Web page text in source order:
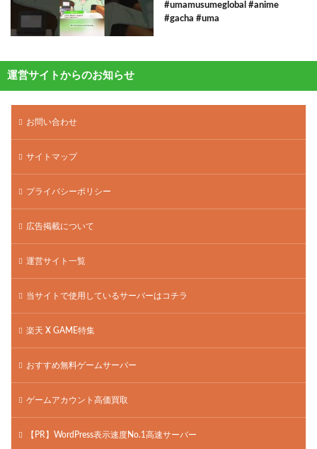
#umamusumeglobal #anime
#gacha #uma
運営サイトからのお知らせ
お問い合わせ
サイトマップ
プライバシーポリシー
広告掲載について
運営サイト一覧
当サイトで使用しているサーバーはコチラ
楽天 X GAME特集
おすすめ無料ゲームサーバー
ゲームアカウント高価買取
【PR】WordPress表示速度No.1高速サーバー